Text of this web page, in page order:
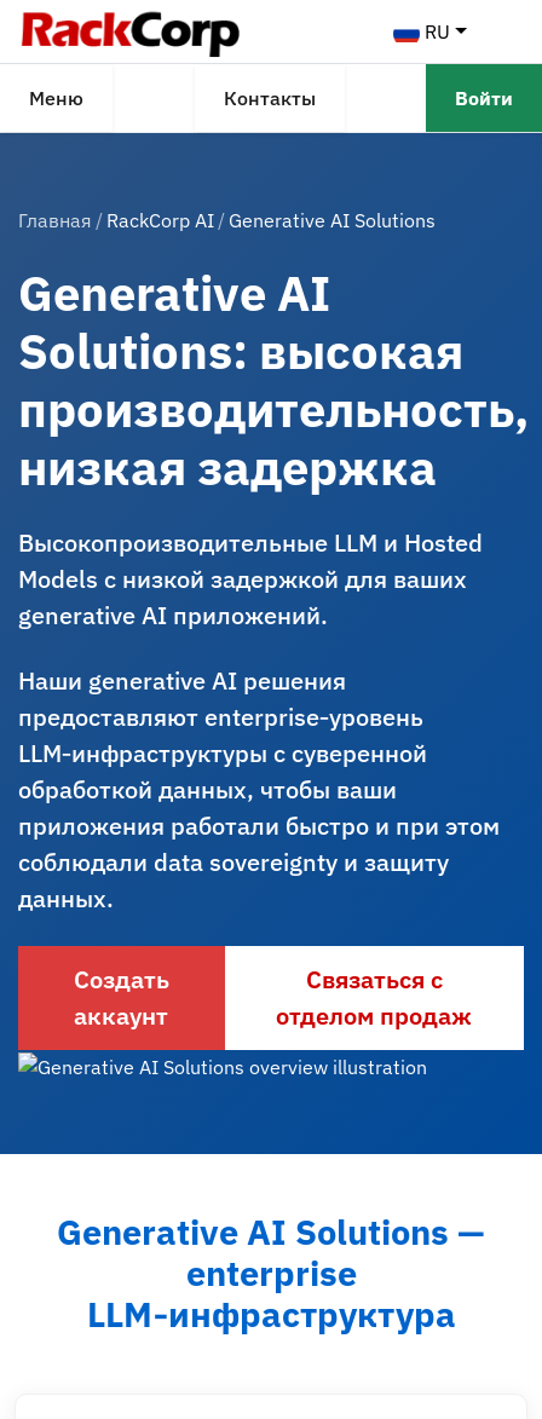
RU
Меню Контакты Войти
Главная RackCorp AI Generative AI Solutions
Generative AI
Solutions: высокая
производительность,
низкая задержка
Высокопроизводительные LLM и Hosted
Models с низкой задержкой для ваших
generative AI приложений.
Наши generative AI решения
предоставляют enterprise‑уровень
LLM‑инфраструктуры с суверенной
обработкой данных, чтобы ваши
приложения работали быстро и при этом
соблюдали data sovereignty и защиту
данных.
Создать
аккаунт
Связаться с
отделом продаж
Generative AI Solutions —
enterprise
LLM‑инфраструктура